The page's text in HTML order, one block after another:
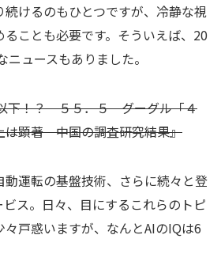
けるのもひとつですが、冷静な視
ことも必要です。そういえば、20
ュースもありました。
下！？ ５５．５ グーグル「４
顕著 中国の調査研究結果』
運転の基盤技術、さらに続々と登
ス。日々、目にするこれらのトピ
々戸惑いますが、なんとAIのIQは6